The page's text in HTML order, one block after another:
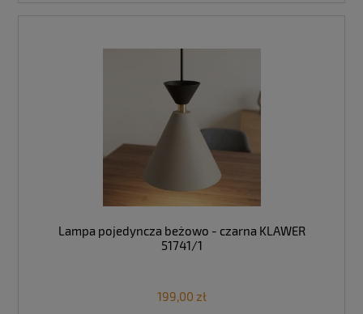
Lampa pojedyncza beżowo - czarna KLAWER
51741/1
199,00 zł